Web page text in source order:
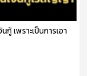
เพราะเป็นการเอา